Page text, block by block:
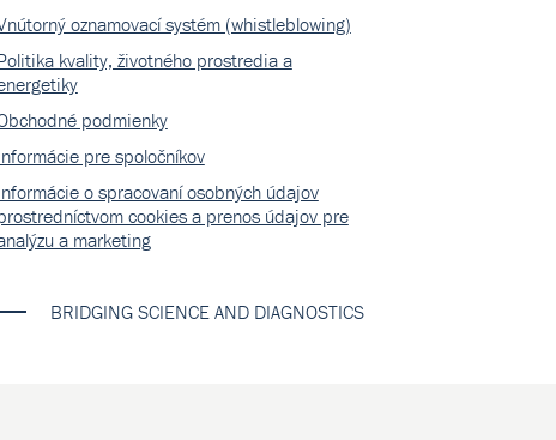
oznamovací systém (whistleblowing)
kvality, životného prostredia a
podmienky
pre spoločníkov
o spracovaní osobných údajov
cookies a prenos údajov pre
a marketing
BRIDGING SCIENCE AND DIAGNOSTICS